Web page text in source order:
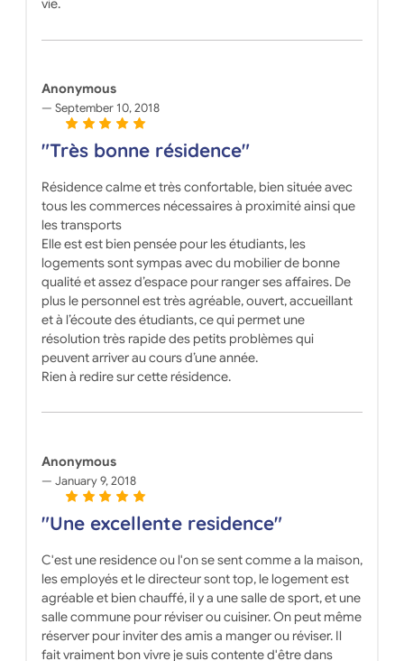
vie.
Anonymous
September 10, 2018
"Très bonne résidence"
Résidence calme et très confortable, bien située avec
tous les commerces nécessaires à proximité ainsi que
les transports
Elle est est bien pensée pour les étudiants, les
logements sont sympas avec du mobilier de bonne
qualité et assez d’espace pour ranger ses affaires. De
plus le personnel est très agréable, ouvert, accueillant
et à l’écoute des étudiants, ce qui permet une
résolution très rapide des petits problèmes qui
peuvent arriver au cours d’une année.
Rien à redire sur cette résidence.
Anonymous
January 9, 2018
"Une excellente residence"
C'est une residence ou l'on se sent comme a la maison,
les employés et le directeur sont top, le logement est
agréable et bien chauffé, il y a une salle de sport, et une
salle commune pour réviser ou cuisiner. On peut même
réserver pour inviter des amis a manger ou réviser. Il
fait vraiment bon vivre je suis contente d'être dans